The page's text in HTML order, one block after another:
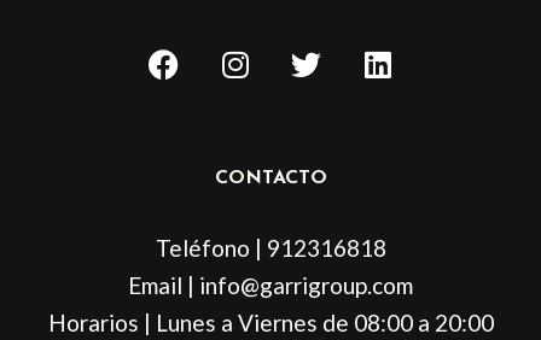
F
a
k
I
n
a
a
m
T
w
t
L
i
n
CONTACTO
Teléfono | 912316818
Email | info@garrigroup.com
Horarios | Lunes a Viernes de 08:00 a 20:00